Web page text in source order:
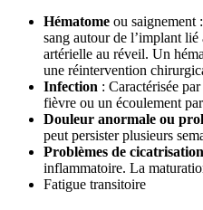
Hématome ou saignement
sang autour de l’implant
artérielle au réveil. Un
une réintervention
Infection : Caractérisée
fièvre ou un écoulement
Douleur anormale ou
peut persister plusieurs
Problèmes de cicatrisation
inflammatoire. La
Fatigue transitoire